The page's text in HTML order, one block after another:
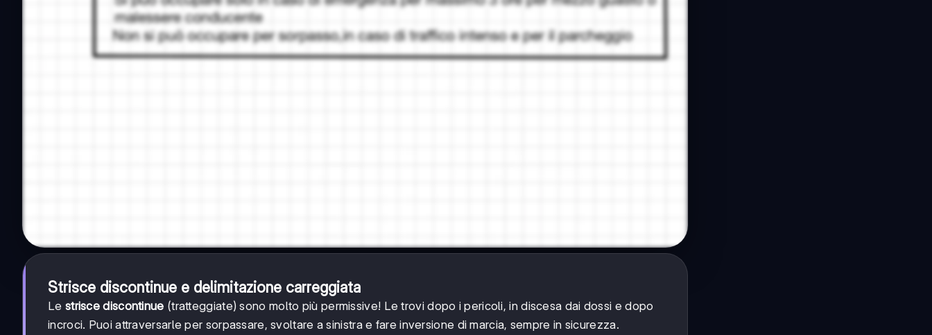
Strisce discontinue e delimitazione carreggiata
Le strisce discontinue (tratteggiate) sono molto più permissive! Le trovi dopo i pericoli, in discesa dai dossi e dopo
incroci. Puoi attraversarle per sorpassare, svoltare a sinistra e fare inversione di marcia, sempre in sicurezza.